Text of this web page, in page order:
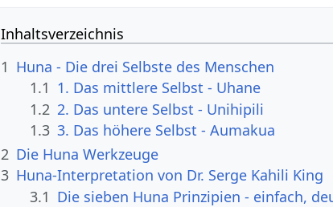
Inhaltsverzeichnis
1 Huna - Die drei Selbste des Menschen
1.1 1. Das mittlere Selbst - Uhane
1.2 2. Das untere Selbst - Unihipili
1.3 3. Das höhere Selbst - Aumakua
2 Die Huna Werkzeuge
3 Huna-Interpretation von Dr. Serge Kahili King
3.1 Die sieben Huna Prinzipien - einfach,